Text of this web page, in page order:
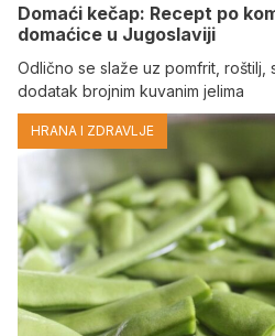
Domaći kečap: Recept po
domaćice u Jugoslaviji
Odlično se slaže uz pomfrit, roštilj,
dodatak brojnim kuvanim jelima
HRANA I ZDRAVLJE